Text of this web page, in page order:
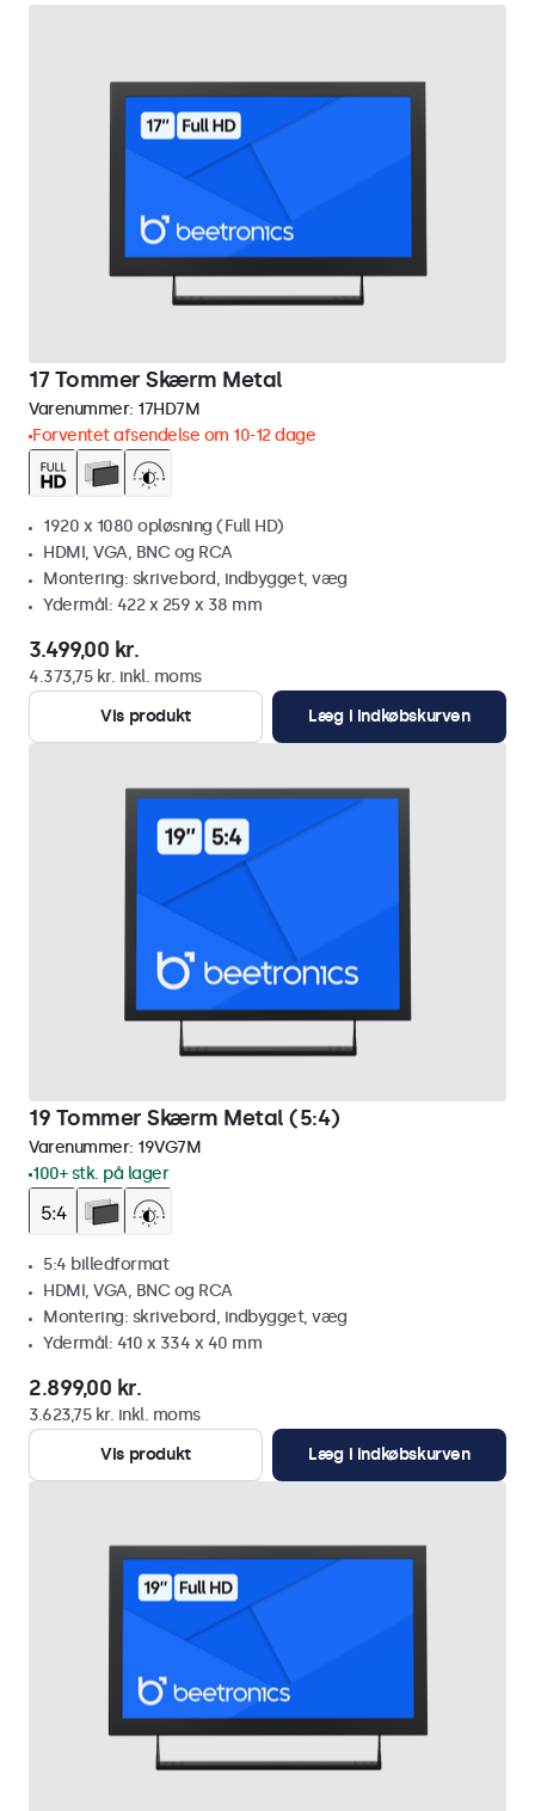
17 Tommer Skærm Metal
Varenummer: 17HD7M
Forventet afsendelse om 10-12 dage
1920 x 1080 opløsning (Full HD)
HDMI, VGA, BNC og RCA
Montering: skrivebord, indbygget, væg
Ydermål: 422 x 259 x 38 mm
3.499,00 kr.
4.373,75 kr. inkl. moms
Vis produkt
Læg i indkøbskurven
19 Tommer Skærm Metal (5:4)
Varenummer: 19VG7M
100+ stk. på lager
5:4 billedformat
HDMI, VGA, BNC og RCA
Montering: skrivebord, indbygget, væg
Ydermål: 410 x 334 x 40 mm
2.899,00 kr.
3.623,75 kr. inkl. moms
Vis produkt
Læg i indkøbskurven